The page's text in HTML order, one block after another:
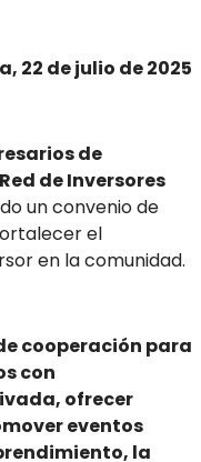
22 de julio de 2025
de
Red de Inversores
un convenio de
el
en la comunidad.
cooperación para
con
ofrecer
eventos
la